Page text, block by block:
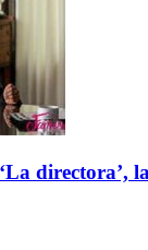
directora’,